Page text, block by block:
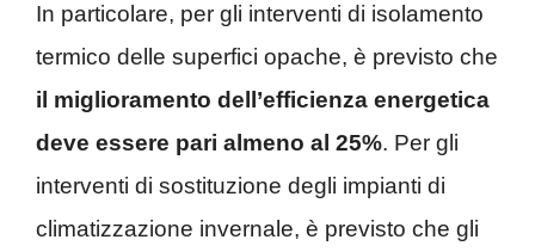
In particolare, per gli interventi di isolamento
termico delle superfici opache, è previsto che
il miglioramento dell’efficienza energetica
deve essere pari almeno al 25%. Per gli
interventi di sostituzione degli impianti di
climatizzazione invernale, è previsto che gli